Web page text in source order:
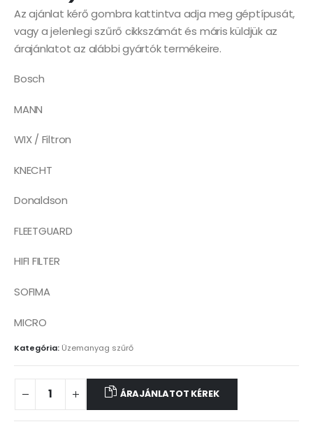
Az ajánlat kérő gombra kattintva adja meg géptípusát,
vagy a jelenlegi szűrő cikkszámát és máris küldjük az
árajánlatot az alábbi gyártók termékeire.
Bosch
MANN
WIX / Filtron
KNECHT
Donaldson
FLEETGUARD
HIFI FILTER
SOFIMA
MICRO
Kategória: Üzemanyag szűrő
ÁRAJÁNLATOT KÉREK